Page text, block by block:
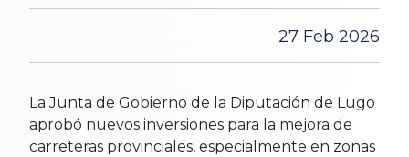
27 Feb 2026
La Junta de Gobierno de la Diputación de Lugo
aprobó nuevos inversiones para la mejora de
carreteras provinciales, especialmente en zonas